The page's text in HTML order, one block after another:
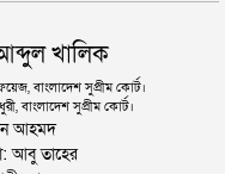
খালিক
বাংলাদেশ সুপ্রীম কোর্ট।
বাংলাদেশ সুপ্রীম কোর্ট।
আহমদ
আবু তাহের